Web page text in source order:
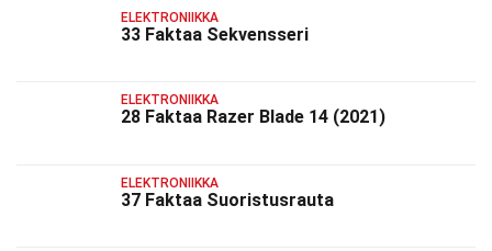
ELEKTRONIIKKA
33 Faktaa Sekvensseri
ELEKTRONIIKKA
28 Faktaa Razer Blade 14 (2021)
ELEKTRONIIKKA
37 Faktaa Suoristusrauta